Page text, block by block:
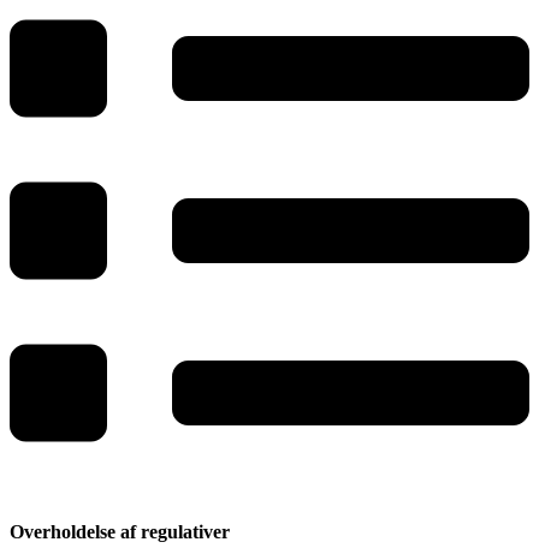
Overholdelse af regulativer